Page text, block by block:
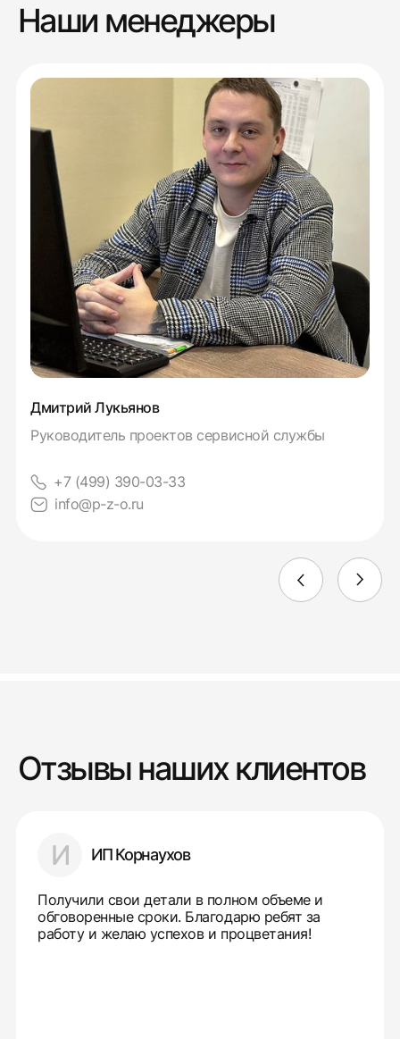
Наши менеджеры
Дмитрий Лукьянов
Руководитель проектов сервисной службы
+7 (499) 390-03-33
info@p-z-o.ru
Отзывы наших клиентов
И ИП Корнаухов
Получили свои детали в полном объеме и
обговоренные сроки. Благодарю ребят за
работу и желаю успехов и процветания!